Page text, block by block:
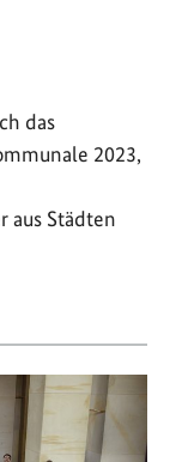
das
2023,
aus Städten